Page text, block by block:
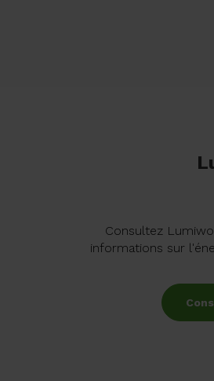
Consultez
informations sur